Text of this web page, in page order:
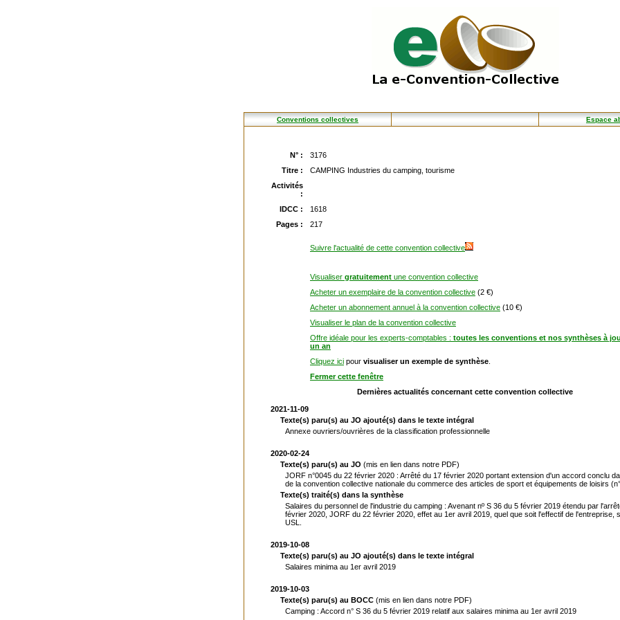
Conventions collectives Espace
N° :
3176
Titre :
CAMPING Industries du camping, tourisme
Activités
:
IDCC :
1618
Pages :
217
Suivre l'actualité de cette convention collective
Visualiser gratuitement une convention collective
Acheter un exemplaire de la convention collective (2 €)
Acheter un abonnement annuel à la convention collective (10 €)
Visualiser le plan de la convention collective
Offre idéale pour les experts-comptables : toutes les conventions et nos synthèses à
un an
Cliquez ici pour visualiser un exemple de synthèse
Fermer cette fenêtre
Dernières actualités concernant cette convention collective
2021-11-09
Texte(s) paru(s) au JO ajouté(s) dans le texte intégral
Annexe ouvriers/ouvrières de la classification professionnelle
2020-02-24
Texte(s) paru(s) au JO (mis en lien dans notre PDF)
JORF n°0045 du 22 février 2020 : Arrêté du 17 février 2020 portant extension d'un accord conclu
de la convention collective nationale du commerce des articles de sport et équipements de loisirs
Texte(s) traité(s) dans la synthèse
Salaires du personnel de l'industrie du camping : Avenant nº S 36 du 5 février 2019 étendu par
février 2020, JORF du 22 février 2020, effet au 1er avril 2019, quel que soit l'effectif de l'entreprise,
USL.
2019-10-08
Texte(s) paru(s) au JO ajouté(s) dans le texte intégral
Salaires minima au 1er avril 2019
2019-10-03
Texte(s) paru(s) au BOCC (mis en lien dans notre PDF)
Camping : Accord n° S 36 du 5 février 2019 relatif aux salaires minima au 1er avril 2019